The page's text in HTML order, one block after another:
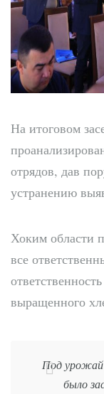
На итоговом
отрядов, дав
устранению
Хоким области
все
выращенного
Под урожай
было